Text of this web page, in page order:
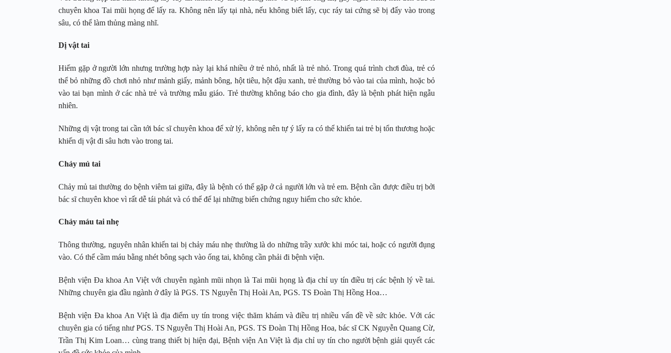
chuyên khoa Tai mũi họng để lấy ra. Không nên lấy tại nhà, nếu không biết lấy, cục ráy tai cứng sẽ bị đẩy vào trong
sâu, có thể làm thủng màng nhĩ.
Dị vật tai
Hiếm gặp ở người lớn nhưng trường hợp này lại khá nhiều ở trẻ nhỏ, nhất là trẻ nhỏ. Trong quá trình chơi đùa, trẻ có
thể bỏ những đồ chơi nhỏ như mảnh giấy, mảnh bông, hột tiêu, hột đậu xanh, trẻ thường bỏ vào tai của mình, hoặc bỏ
vào tai bạn mình ở các nhà trẻ và trường mẫu giáo. Trẻ thường không báo cho gia đình, đây là bệnh phát hiện ngẫu
nhiên.
Những dị vật trong tai cần tới bác sĩ chuyên khoa để xử lý, không nên tự ý lấy ra có thể khiến tai trẻ bị tổn thương hoặc
khiến dị vật đi sâu hơn vào trong tai.
Chảy mủ tai
Chảy mủ tai thường do bệnh viêm tai giữa, đây là bệnh có thể gặp ở cả người lớn và trẻ em. Bệnh cần được điều trị bởi
bác sĩ chuyên khoe vì rất dễ tái phát và có thể để lại những biến chứng nguy hiểm cho sức khỏe.
Chảy máu tai nhẹ
Thông thường, nguyên nhân khiến tai bị chảy máu nhẹ thường là do những trầy xước khi móc tai, hoặc có người đụng
vào. Có thể cầm máu bằng nhét bông sạch vào ống tai, không cần phải đi bệnh viện.
Bệnh viện Đa khoa An Việt với chuyên ngành mũi nhọn là Tai mũi họng là địa chỉ uy tín điều trị các bệnh lý về tai.
Những chuyên gia đầu ngành ở đây là PGS. TS Nguyễn Thị Hoài An, PGS. TS Đoàn Thị Hồng Hoa…
Bệnh viện Đa khoa An Việt là địa điểm uy tín trong việc thăm khám và điều trị nhiều vấn đề về sức khỏe. Với các
chuyên gia có tiếng như PGS. TS Nguyễn Thị Hoài An, PGS. TS Đoàn Thị Hồng Hoa, bác sĩ CK Nguyễn Quang Cừ,
Trần Thị Kim Loan… cùng trang thiết bị hiện đại, Bệnh viện An Việt là địa chỉ uy tín cho người bệnh giải quyết các